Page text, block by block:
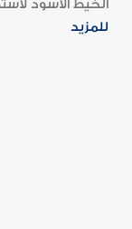
الخيط الأسود
للمزيد